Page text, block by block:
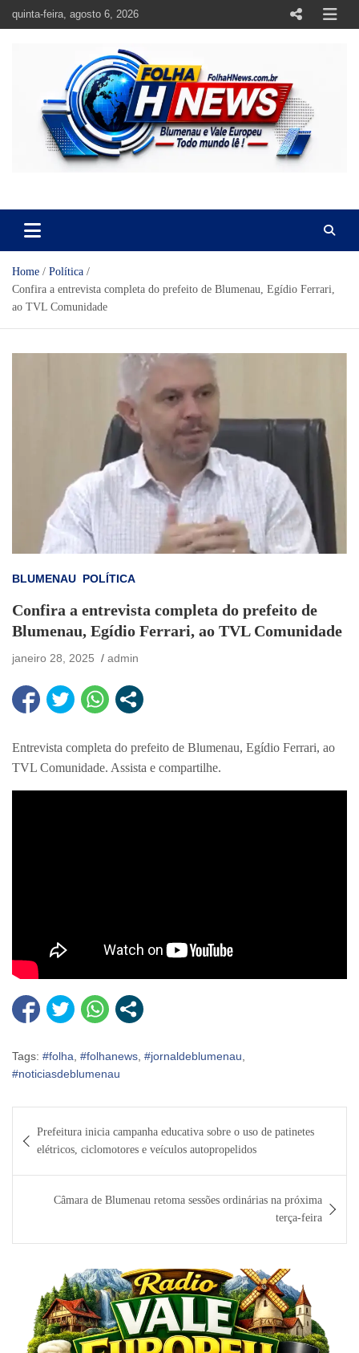
quinta-feira, agosto 6, 2026
Home
Política
Confira a entrevista completa do prefeito de Blumenau, Egídio Ferrari,
ao TVL Comunidade
BLUMENAU POLÍTICA
Confira a entrevista completa do prefeito de
Blumenau, Egídio Ferrari, ao TVL Comunidade
janeiro 28, 2025 admin
Entrevista completa do prefeito de Blumenau, Egídio Ferrari, ao
TVL Comunidade. Assista e compartilhe.
Tags: #folha, #folhanews, #jornaldeblumenau,
#noticiasdeblumenau
de
Post
Prefeitura inicia campanha educativa sobre o uso de patinetes
elétricos, ciclomotores e veículos autopropelidos
Câmara de Blumenau retoma sessões ordinárias na próxima
terça-feira